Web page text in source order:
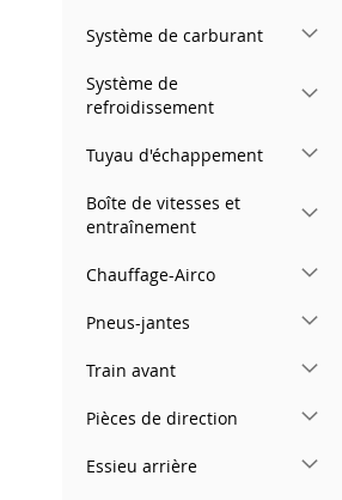
LISTE
D’ENVIE
COMPARATEUR
Système de carburant
Système de
refroidissement
Tuyau d'échappement
Boîte de vitesses et
entraînement
Chauffage-Airco
Pneus-jantes
Train avant
Pièces de direction
Essieu arrière